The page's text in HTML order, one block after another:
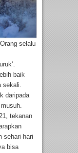
selalu
baik
sekali.
daripada
tekanan
sehari-hari
bisa